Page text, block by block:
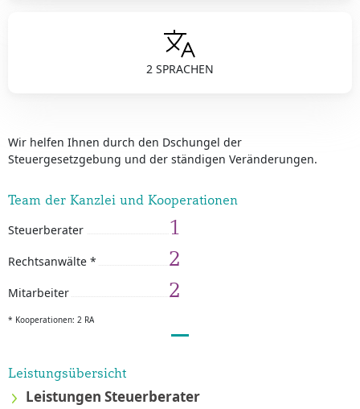
2 SPRACHEN
Wir helfen Ihnen durch den Dschungel der
Steuergesetzgebung und der ständigen Veränderungen.
Team der Kanzlei und Kooperationen
Steuerberater 1
Rechtsanwälte * 2
Mitarbeiter 2
* Kooperationen: 2 RA
Leistungsübersicht
Leistungen Steuerberater